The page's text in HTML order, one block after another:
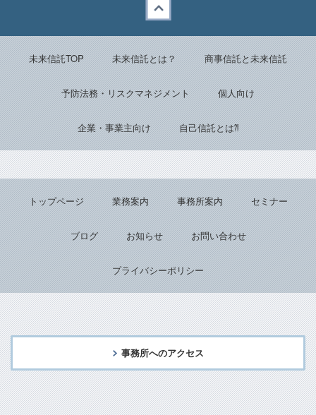
未来信託TOP 未来信託とは？ 商事信託と未来信託
予防法務・リスクマネジメント 個人向け
企業・事業主向け 自己信託とは⁈
トップページ 業務案内 事務所案内 セミナー
ブログ お知らせ お問い合わせ
プライバシーポリシー
事務所へのアクセス
Back to top